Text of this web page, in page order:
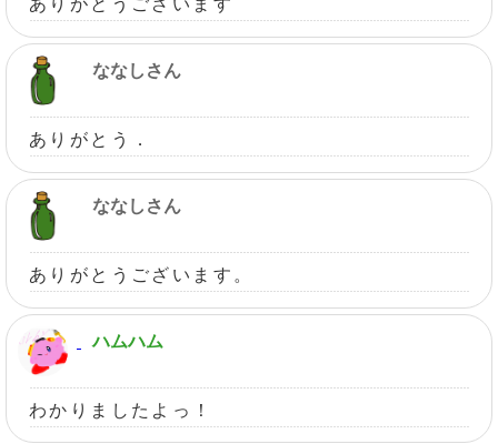
ありがとうございます
ななしさん
ありがとう．
ななしさん
ありがとうございます。
ハムハム
わかりましたよっ！